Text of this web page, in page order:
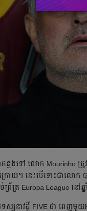
លង​ទៅ លោក Mourinho ត្រូវ​
រោយ។ នេះ​បើ​ទោះ​ជា​លោក ប
រ័ត្រ Europa League នៅ​
ស្សនាវដ្ដី FIVE ថា ពេញ​មួ